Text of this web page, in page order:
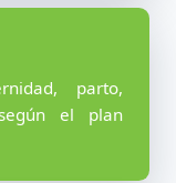
parto,
el plan